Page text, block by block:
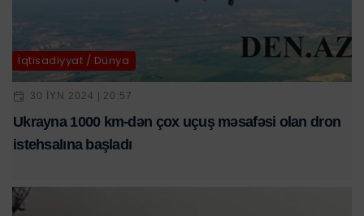
İqtisadiyyat / Dünya
30 IYN 2024 | 20:57
Ukrayna 1000 km-dən çox uçuş məsafəsi olan dron
istehsalına başladı